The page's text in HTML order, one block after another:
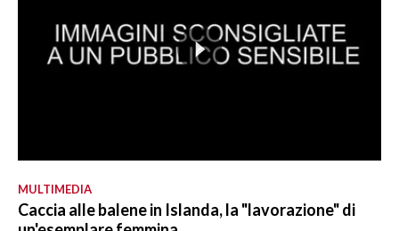
MULTIMEDIA
Caccia alle balene in Islanda, la "lavorazione" di